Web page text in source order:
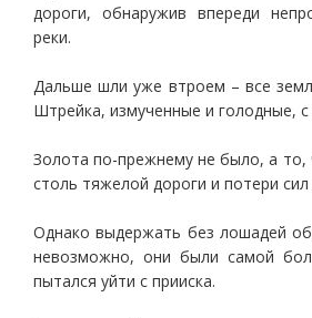
дороги, обнаружив впереди
реки.
Дальше шли уже втроем – все
Штрейка, измученные и голодные,
Золота по-прежнему не было, а то,
столь тяжелой дороги и потери
Однако выдержать без лошадей
невозможно, они были самой
пытался уйти с прииска.